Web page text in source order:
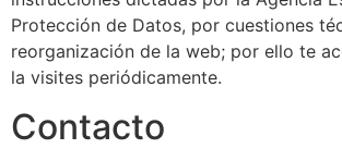
Protección de Datos, por cuestiones
reorganización de la web; por ello te
la visites periódicamente.
Contacto